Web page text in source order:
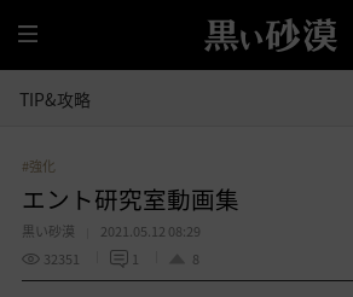
全
体
TIP&攻略
#強化
エント研究室動画集
黒い砂漠
2021.05.12 08:29
32351
1 8